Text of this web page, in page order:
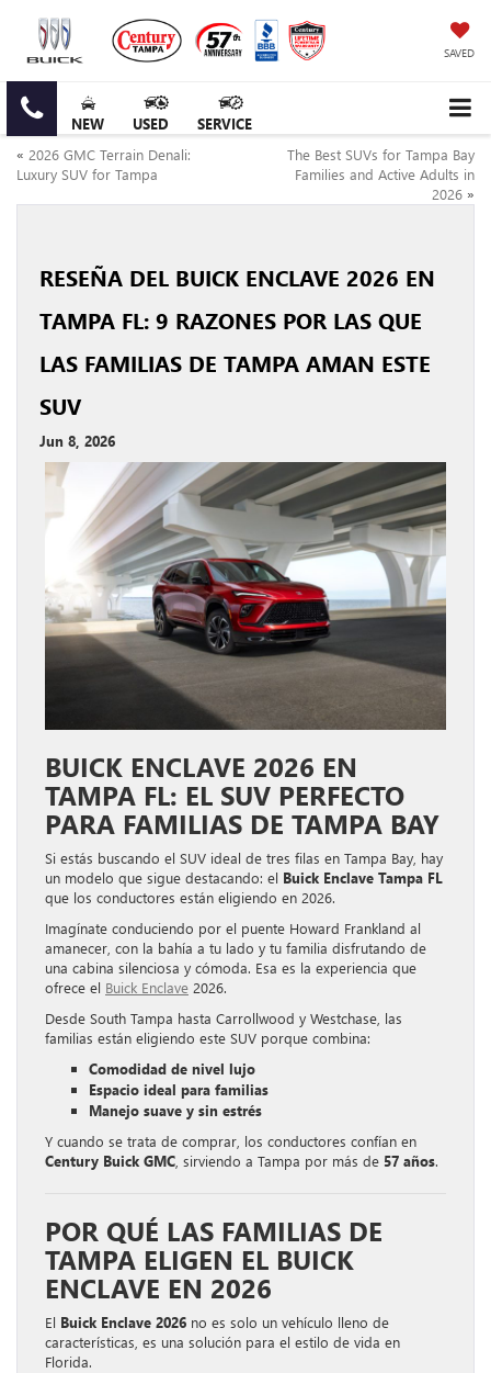
SAVED
NEW USED
SERVICE
« 2026 GMC Terrain Denali:
Luxury SUV for Tampa
The Best SUVs for Tampa Bay
Families and Active Adults in
2026 »
RESEÑA DEL BUICK ENCLAVE 2026 EN
TAMPA FL: 9 RAZONES POR LAS QUE
LAS FAMILIAS DE TAMPA AMAN ESTE
SUV
Jun 8, 2026
BUICK ENCLAVE 2026 EN
TAMPA FL: EL SUV PERFECTO
PARA FAMILIAS DE TAMPA BAY
Si estás buscando el SUV ideal de tres filas en Tampa Bay, hay
un modelo que sigue destacando: el Buick Enclave Tampa FL
que los conductores están eligiendo en 2026.
Imagínate conduciendo por el puente Howard Frankland al
amanecer, con la bahía a tu lado y tu familia disfrutando de
una cabina silenciosa y cómoda. Esa es la experiencia que
ofrece el Buick Enclave 2026.
Desde South Tampa hasta Carrollwood y Westchase, las
familias están eligiendo este SUV porque combina:
Comodidad de nivel lujo
Espacio ideal para familias
Manejo suave y sin estrés
Y cuando se trata de comprar, los conductores confían en
Century Buick GMC , sirviendo a Tampa por más de 57 años.
POR QUÉ LAS FAMILIAS DE
TAMPA ELIGEN EL BUICK
ENCLAVE EN 2026
El Buick Enclave 2026 no es solo un vehículo lleno de
características, es una solución para el estilo de vida en
Florida.